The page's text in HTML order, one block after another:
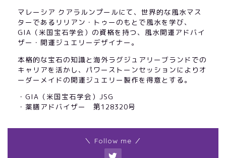
マレーシア クアラルンプールにて、世界的な風水マス
ターであるリリアン・トゥーのもとで風水を学び、
GIA（米国宝石学会）の資格を持つ、風水開運アドバイ
ザー・開運ジュエリーデザイナー。
本格的な宝石の知識と海外ラグジュアリーブランドでの
キャリアを活かし、パワーストーンセッションによりオ
ーダーメイドの開運ジュエリー製作を得意とする。
・GIA（米国宝石学会）JSG
・薬膳アドバイザー 第128320号
＼ Follow me ／